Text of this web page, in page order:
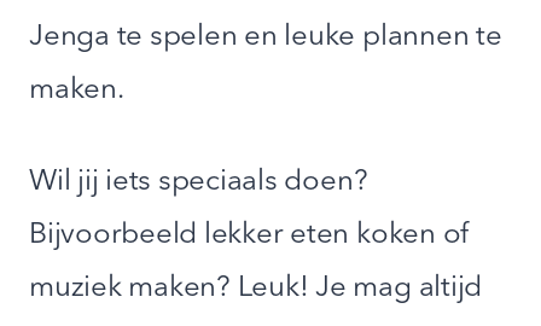
Jenga te spelen en leuke plannen te
maken.
Wil jij iets speciaals doen?
Bijvoorbeeld lekker eten koken of
muziek maken? Leuk! Je mag altijd